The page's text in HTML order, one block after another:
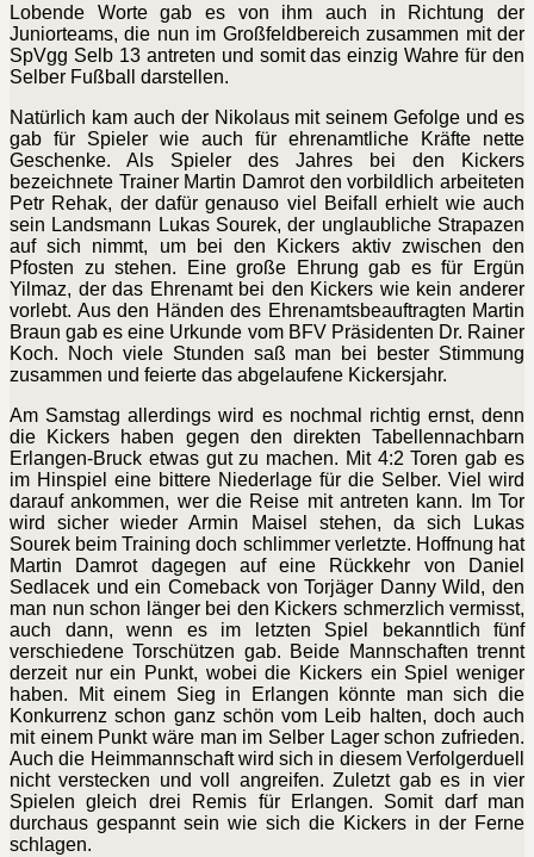
Lobende Worte gab es von ihm auch in Richtung der
Juniorteams, die nun im Großfeldbereich zusammen mit der
SpVgg Selb 13 antreten und somit das einzig Wahre für den
Selber Fußball darstellen.
Natürlich kam auch der Nikolaus mit seinem Gefolge und es
gab für Spieler wie auch für ehrenamtliche Kräfte nette
Geschenke. Als Spieler des Jahres bei den Kickers
bezeichnete Trainer Martin Damrot den vorbildlich arbeiteten
Petr Rehak, der dafür genauso viel Beifall erhielt wie auch
sein Landsmann Lukas Sourek, der unglaubliche Strapazen
auf sich nimmt, um bei den Kickers aktiv zwischen den
Pfosten zu stehen. Eine große Ehrung gab es für Ergün
Yilmaz, der das Ehrenamt bei den Kickers wie kein anderer
vorlebt. Aus den Händen des Ehrenamtsbeauftragten Martin
Braun gab es eine Urkunde vom BFV Präsidenten Dr. Rainer
Koch. Noch viele Stunden saß man bei bester Stimmung
zusammen und feierte das abgelaufene Kickersjahr.
Am Samstag allerdings wird es nochmal richtig ernst, denn
die Kickers haben gegen den direkten Tabellennachbarn
Erlangen-Bruck etwas gut zu machen. Mit 4:2 Toren gab es
im Hinspiel eine bittere Niederlage für die Selber. Viel wird
darauf ankommen, wer die Reise mit antreten kann. Im Tor
wird sicher wieder Armin Maisel stehen, da sich Lukas
Sourek beim Training doch schlimmer verletzte. Hoffnung hat
Martin Damrot dagegen auf eine Rückkehr von Daniel
Sedlacek und ein Comeback von Torjäger Danny Wild, den
man nun schon länger bei den Kickers schmerzlich vermisst,
auch dann, wenn es im letzten Spiel bekanntlich fünf
verschiedene Torschützen gab. Beide Mannschaften trennt
derzeit nur ein Punkt, wobei die Kickers ein Spiel weniger
haben. Mit einem Sieg in Erlangen könnte man sich die
Konkurrenz schon ganz schön vom Leib halten, doch auch
mit einem Punkt wäre man im Selber Lager schon zufrieden.
Auch die Heimmannschaft wird sich in diesem Verfolgerduell
nicht verstecken und voll angreifen. Zuletzt gab es in vier
Spielen gleich drei Remis für Erlangen. Somit darf man
durchaus gespannt sein wie sich die Kickers in der Ferne
schlagen.